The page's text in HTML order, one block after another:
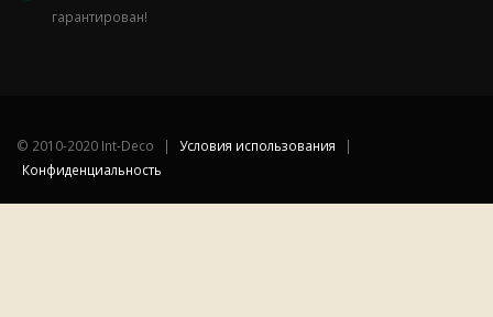
гарантирован!
© 2010-2020 Int-Deco | Условия использования
|
Конфиденциальность